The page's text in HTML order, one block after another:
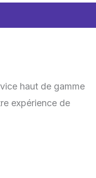
haut de gamme
expérience de